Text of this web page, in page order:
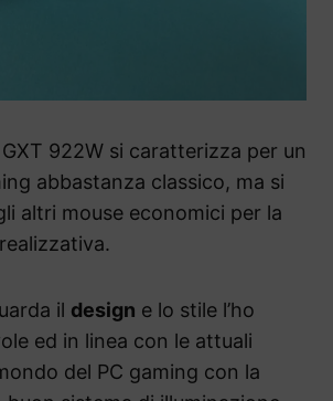
922W si caratterizza per un
abbastanza classico, ma si
altri mouse economici per la
il design e lo stile l’ho
ed in linea con le attuali
del PC gaming con la